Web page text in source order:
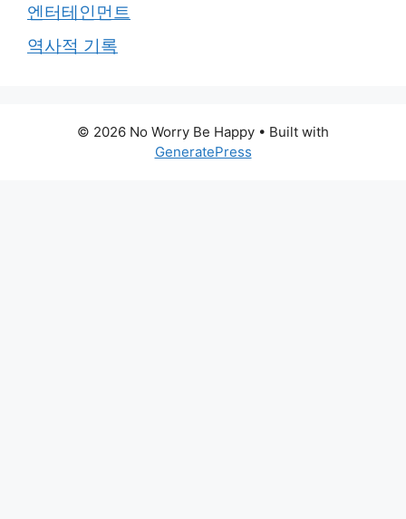
엔터테인먼트
역사적 기록
© 2026 No Worry Be Happy • Built with
GeneratePress